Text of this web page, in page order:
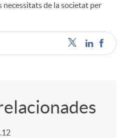
necessitats de la societat per